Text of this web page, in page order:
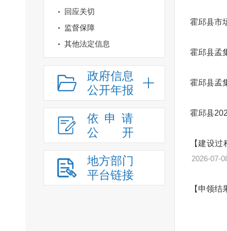
回应关切
监督保障
其他法定信息
政府信息
公开年报
依申请
公
开
地方部门
平台链接
霍邱县市
霍邱县孟
霍邱县孟
霍邱县
【建设
2026-07-
【申领